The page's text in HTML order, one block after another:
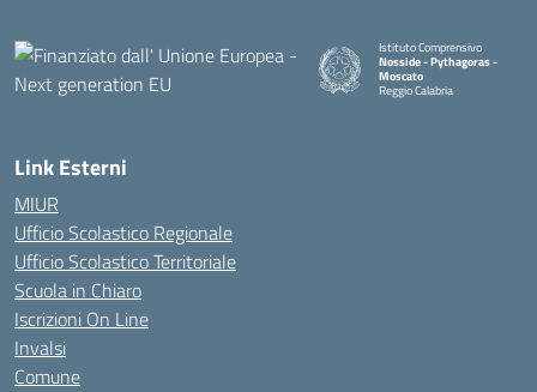
Istituto Comprensivo
Nosside - Pythagoras -
Moscato
Reggio Calabria
— Visita la pagina iniziale della
Link Esterni
MIUR
Ufficio Scolastico Regionale
Ufficio Scolastico Territoriale
Scuola in Chiaro
Iscrizioni On Line
Invalsi
Comune